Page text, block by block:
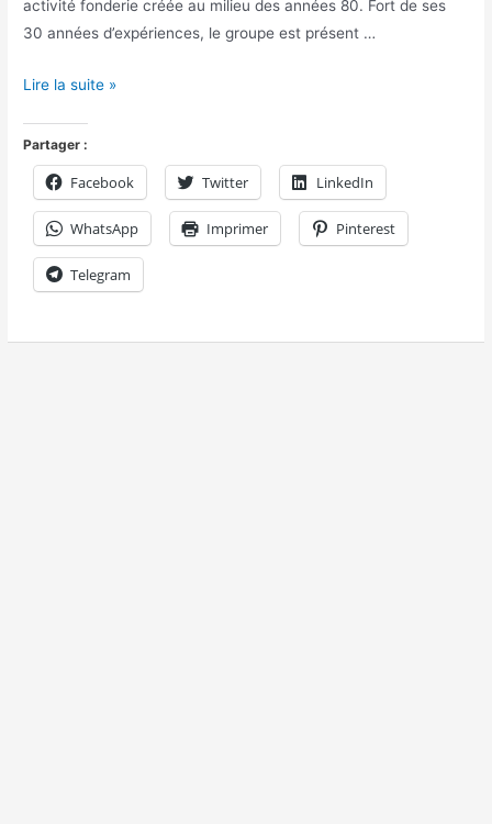
activité fonderie créée au milieu des années 80. Fort de ses
30 années d’expériences, le groupe est présent …
Lire la suite »
Partager :
Facebook Twitter LinkedIn
WhatsApp Imprimer Pinterest
Telegram